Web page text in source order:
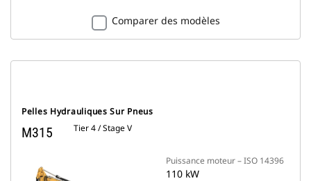
Comparer des modèles
Pelles Hydrauliques Sur Pneus
M315 Tier 4 / Stage V
Puissance moteur – ISO 14396
110 kW